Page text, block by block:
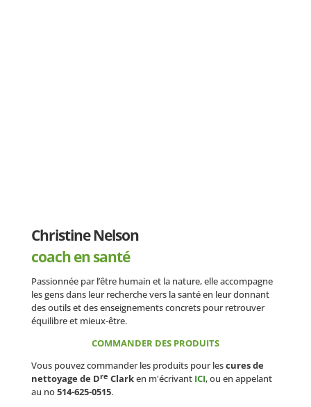
Christine Nelson
coach en santé
Passionnée par l’être humain et la nature, elle accompagne
les gens dans leur recherche vers la santé en leur donnant
des outils et des enseignements concrets pour retrouver
équilibre et mieux-être.
COMMANDER DES PRODUITS
Vous pouvez commander les produits pour lescures de
nettoyage de Dre Clarken m'écrivant ICI, ou en appelant
au no514-625-0515.